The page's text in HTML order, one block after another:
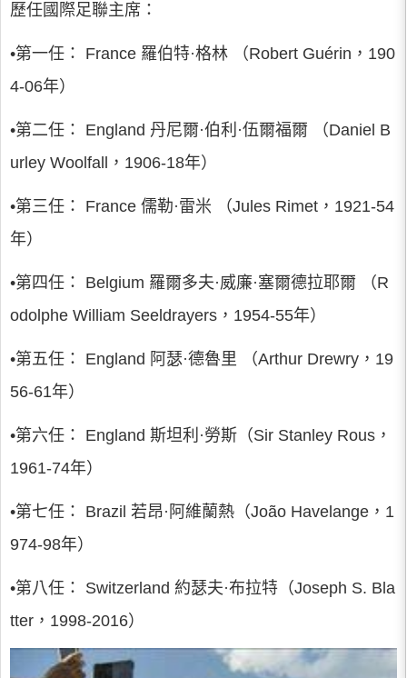
歷任國際足聯主席：
•第一任： France 羅伯特·格林 （Robert Guérin，190
4-06年）
•第二任： England 丹尼爾·伯利·伍爾福爾 （Daniel B
urley Woolfall，1906-18年）
•第三任： France 儒勒·雷米 （Jules Rimet，1921-54
年）
•第四任： Belgium 羅爾多夫·威廉·塞爾德拉耶爾 （R
odolphe William Seeldrayers，1954-55年）
•第五任： England 阿瑟·德魯里 （Arthur Drewry，19
56-61年）
•第六任： England 斯坦利·勞斯（Sir Stanley Rous，
1961-74年）
•第七任： Brazil 若昂·阿維蘭熱（João Havelange，1
974-98年）
•第八任： Switzerland 約瑟夫·布拉特（Joseph S. Bla
tter，1998-2016）